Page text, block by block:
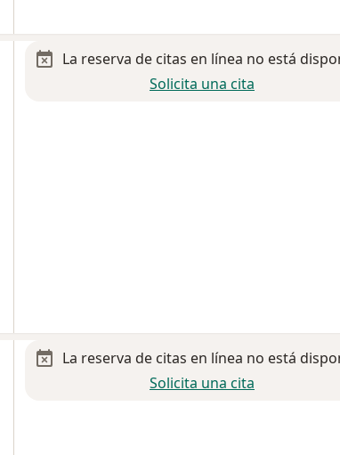
La reserva de citas en línea no está
Solicita una cita
La reserva de citas en línea no está
Solicita una cita